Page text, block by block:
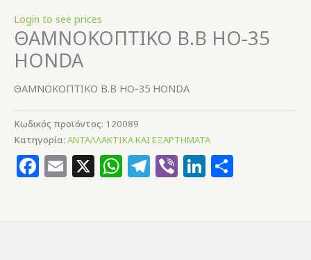
Login to see prices
ΘΑΜΝΟΚΟΠΤΙΚΟ Β.Β ΗΟ-35
ΗONDA
ΘΑΜΝΟΚΟΠΤΙΚΟ Β.Β ΗΟ-35 ΗONDA
Κωδικός προϊόντος: 120089
Κατηγορία: ΑΝΤΑΛΛΑΚΤΙΚΑ ΚΑΙ ΕΞΑΡΤΗΜΑΤΑ
Facebook
Email
X WhatsApp
Telegram
ViberLinkedIn